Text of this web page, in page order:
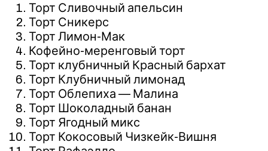
Торт Сливочный апельсин
Торт Сникерс
Торт Лимон-Мак
Кофейно-меренговый торт
Торт клубничный Красный бархат
Торт Клубничный лимонад
Торт Облепиха — Малина
Торт Шоколадный банан
Торт Ягодный микс
Торт Кокосовый Чизкейк-Вишня